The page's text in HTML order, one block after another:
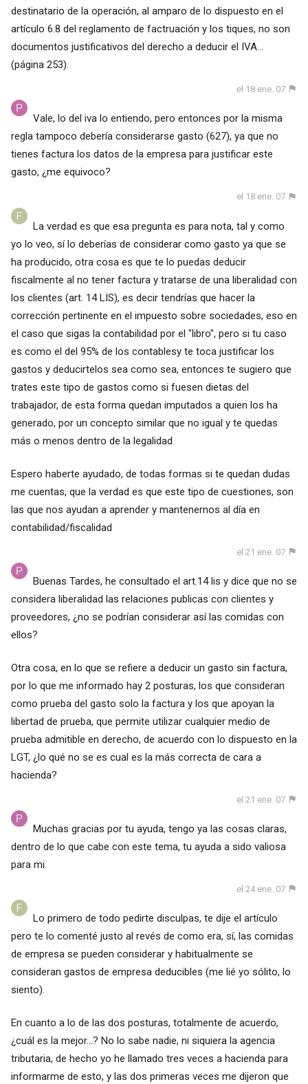
destinatario de la operación, al amparo de lo dispuesto en el
artículo 6.8 del reglamento de factruación y los tiques, no son
documentos justificativos del derecho a deducir el IVA...
(página 253).
el 18 ene. 07
Vale, lo del iva lo entiendo, pero entonces por la misma
regla tampoco debería considerarse gasto (627), ya que no
tienes factura los datos de la empresa para justificar este
gasto, ¿me equivoco?
el 18 ene. 07
La verdad es que esa pregunta es para nota, tal y como
yo lo veo, sí lo deberías de considerar como gasto ya que se
ha producido, otra cosa es que te lo puedas deducir
fiscalmente al no tener factura y tratarse de una liberalidad con
los clientes (art. 14 LIS), es decir tendrías que hacer la
corrección pertinente en el impuesto sobre sociedades, eso en
el caso que sigas la contabilidad por el "libro", pero si tu caso
es como el del 95% de los contablesy te toca justificar los
gastos y deducirtelos sea como sea, entonces te sugiero que
trates este tipo de gastos como si fuesen dietas del
trabajador, de esta forma quedan imputados a quien los ha
generado, por un concepto similar que no igual y te quedas
más o menos dentro de la legalidad
Espero haberte ayudado, de todas formas si te quedan dudas
me cuentas, que la verdad es que este tipo de cuestiones, son
las que nos ayudan a aprender y mantenernos al día en
contabilidad/fiscalidad
el 21 ene. 07
Buenas Tardes, he consultado el art.14 lis y dice que no se
considera liberalidad las relaciones publicas con clientes y
proveedores, ¿no se podrían considerar así las comidas con
ellos?
Otra cosa, en lo que se refiere a deducir un gasto sin factura,
por lo que me informado hay 2 posturas, los que consideran
como prueba del gasto solo la factura y los que apoyan la
libertad de prueba, que permite utilizar cualquier medio de
prueba admitible en derecho, de acuerdo con lo dispuesto en la
LGT, ¿lo qué no se es cual es la más correcta de cara a
hacienda?
el 21 ene. 07
Muchas gracias por tu ayuda, tengo ya las cosas claras,
dentro de lo que cabe con este tema, tu ayuda a sido valiosa
para mi.
el 24 ene. 07
Lo primero de todo pedirte disculpas, te dije el artículo
pero te lo comenté justo al revés de como era, sí, las comidas
de empresa se pueden considerar y habitualmente se
consideran gastos de empresa deducibles (me lié yo sólito, lo
siento).
En cuanto a lo de las dos posturas, totalmente de acuerdo,
¿cuál es la mejor...? No lo sabe nadie, ni siquiera la agencia
tributaria, de hecho yo he llamado tres veces a hacienda para
informarme de esto, y las dos primeras veces me dijeron que